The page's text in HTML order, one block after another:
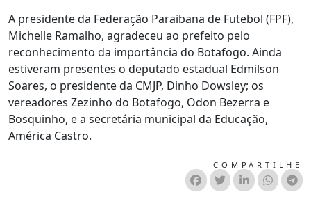
A presidente da Federação Paraibana de Futebol (FPF),
Michelle Ramalho, agradeceu ao prefeito pelo
reconhecimento da importância do Botafogo. Ainda
estiveram presentes o deputado estadual Edmilson
Soares, o presidente da CMJP, Dinho Dowsley; os
vereadores Zezinho do Botafogo, Odon Bezerra e
Bosquinho, e a secretária municipal da Educação,
América Castro.
COMPARTILHE